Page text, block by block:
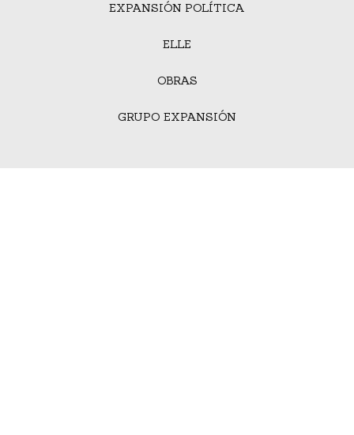
EXPANSIÓN POLÍTICA
ELLE
OBRAS
GRUPO EXPANSIÓN